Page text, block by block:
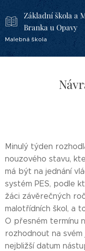
Základní škola a
Branka u Opavy
Malebná škola
Minulý týden
nouzového stavu,
má být na jednání
systém PES, podle
žáci závěrečných
malotřídních škol, a
O přesném termínu
rozhodnout na svém
nejbližší datum